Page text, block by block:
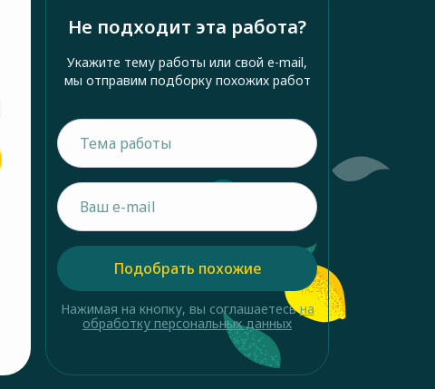
Не подходит эта работа?
Укажите тему работы или свой e-mail,
мы отправим подборку похожих работ
Подобрать похожие
Нажимая на кнопку, вы соглашаетесьна
обработку персональных данных